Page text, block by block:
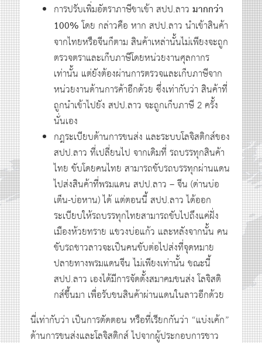
การปรับเพิ่มอัตราภาษีขาเข้า สปป.ลาวมากกว่า
100%โดย กล่าวคือ หาก สปป.ลาว นำเข้าสินค้า
จากไทยหรือจีนก็ตาม สินค้าเหล่านั้นไม่เพียงจะถูก
ตรวจตราและเก็บภาษีโดยหน่วยงานศุลกากร
เท่านั้น แต่ยังต้องผ่านการตรวจและเก็บภาษีจาก
หน่วยงานด้านการค้าอีกด้วย ซึ่งเท่ากับว่า สินค้าที่
ถูกนำเข้าไปยัง สปป.ลาว จะถูกเก็บภาษี 2 ครั้ง
นั่นเอง
กฎระเบียบด้านการขนส่ง และระบบโลจิสติกส์ของ
สปป.ลาว ที่เปลี่ยนไป จากเดิมที่ รถบรรทุกสินค้า
ไทย ขับโดยคนไทย สามารถขับรถบรรทุกผ่านแดน
ไปส่งสินค้าที่พรมแดน สปป.ลาว – จีน (ด่านบ่อ
เต็น-บ่อหาน) ได้ แต่ตอนนี้ สปป.ลาว ได้ออก
ระเบียบให้รถบรรทุกไทยสามารถขับไปถึงแค่ฝั่ง
เมืองห้วยทราย แขวงบ่อแก้ว และหลังจากนั้น คน
ขับรถชาวลาวจะเป็นคนขับต่อไปส่งที่จุดหมาย
ปลายทางพรมแดนจีน ไม่เพียงเท่านั้น ขณะนี้
สปป.ลาว เองได้มีการจัดตั้งสมาคมขนส่ง โลจิสติ
กส์ขึ้นมา เพื่อรับขนสินค้าผ่านแดนในลาวอีกด้วย
นี่เท่ากับว่า เป็นการตัดตอน หรือที่เรียกกันว่า “แบ่งเค้ก”
ด้านการขนส่งและโลจิสติกส์ ไปจากผู้ประกอบการชาว